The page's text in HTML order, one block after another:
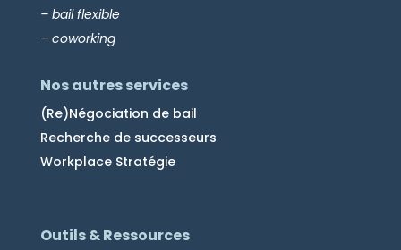
– bail flexible
– coworking
Nos autres services
(Re)Négociation de bail
Recherche de successeurs
Workplace Stratégie
Outils & Ressources